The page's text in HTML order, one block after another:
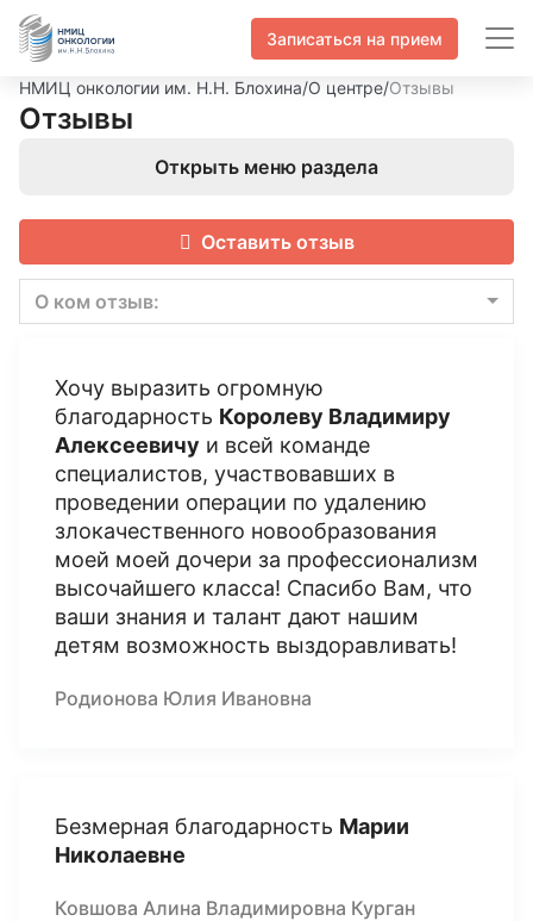
Записаться на прием
НМИЦ онкологии им. Н.Н. Блохина/О центре/Отзывы
Отзывы
Открыть меню раздела
Оставить отзыв
О ком отзыв:
Хочу выразить огромную
благодарность Королеву Владимиру
Алексеевичу и всей команде
специалистов, участвовавших в
проведении операции по удалению
злокачественного новообразования
моей моей дочери за профессионализм
высочайшего класса! Спасибо Вам, что
ваши знания и талант дают нашим
детям возможность выздоравливать!
Родионова Юлия Ивановна
Безмерная благодарность Марии
Николаевне
Ковшова Алина Владимировна Курган